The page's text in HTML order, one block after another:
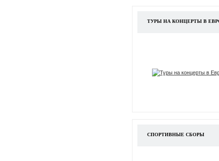
ТУРЫ НА КОНЦЕРТЫ В
СПОРТИВНЫЕ СБОРЫ